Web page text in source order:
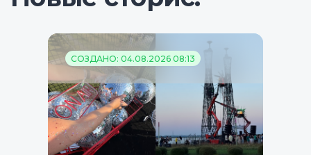
СОЗДАНО: 04.08.2026 08:13